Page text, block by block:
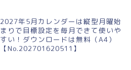
2027年5月カレンダーは縦型月曜始
まりで目標設定を毎月できて使いや
すい！ダウンロードは無料（A4）
【No.202701620511】